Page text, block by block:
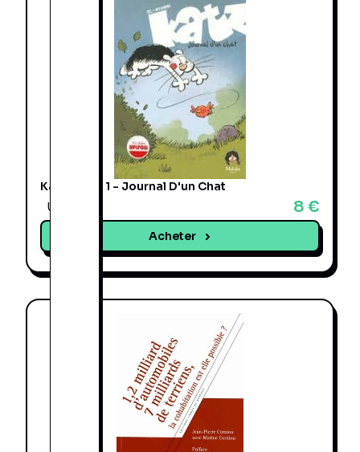
Katz Tome 1 - Journal D'un Chat
Une offre
8 €
Acheter